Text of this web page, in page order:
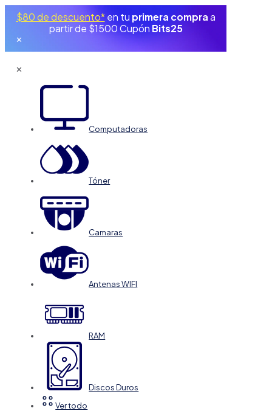
$80 de descuento*en tu primera compra a
partir de $1500 Cupón Bits25
✕
✕
Computadoras
Tóner
Camaras
Antenas WIFI
RAM
Discos Duros
Ver todo